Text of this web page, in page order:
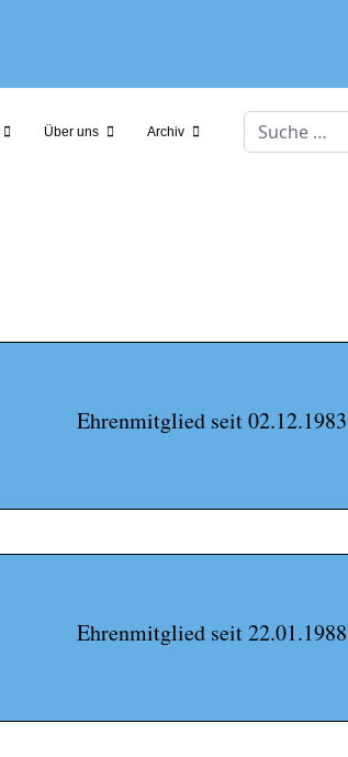
Über uns Archiv Suchen
Ehrenmitglied seit 02.12.1983
Ehrenmitglied seit 22.01.1988